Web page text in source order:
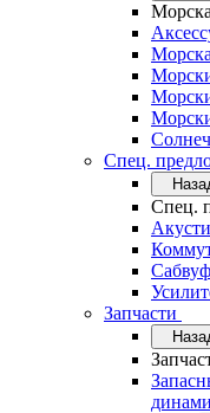
Спец.
Спец.
Запчасти